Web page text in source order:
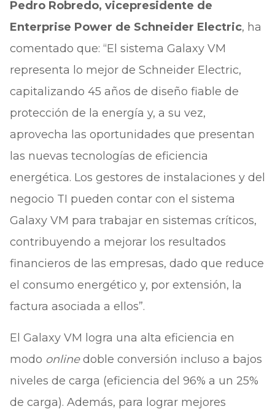
Pedro Robredo, vicepresidente de
Enterprise Power de Schneider Electric, ha
comentado que: “El sistema Galaxy VM
representa lo mejor de Schneider Electric,
capitalizando 45 años de diseño fiable de
protección de la energía y, a su vez,
aprovecha las oportunidades que presentan
las nuevas tecnologías de eficiencia
energética. Los gestores de instalaciones y del
negocio TI pueden contar con el sistema
Galaxy VM para trabajar en sistemas críticos,
contribuyendo a mejorar los resultados
financieros de las empresas, dado que reduce
el consumo energético y, por extensión, la
factura asociada a ellos”.
El Galaxy VM logra una alta eficiencia en
modo onlinedoble conversión incluso a bajos
niveles de carga (eficiencia del 96% a un 25%
de carga). Además, para lograr mejores